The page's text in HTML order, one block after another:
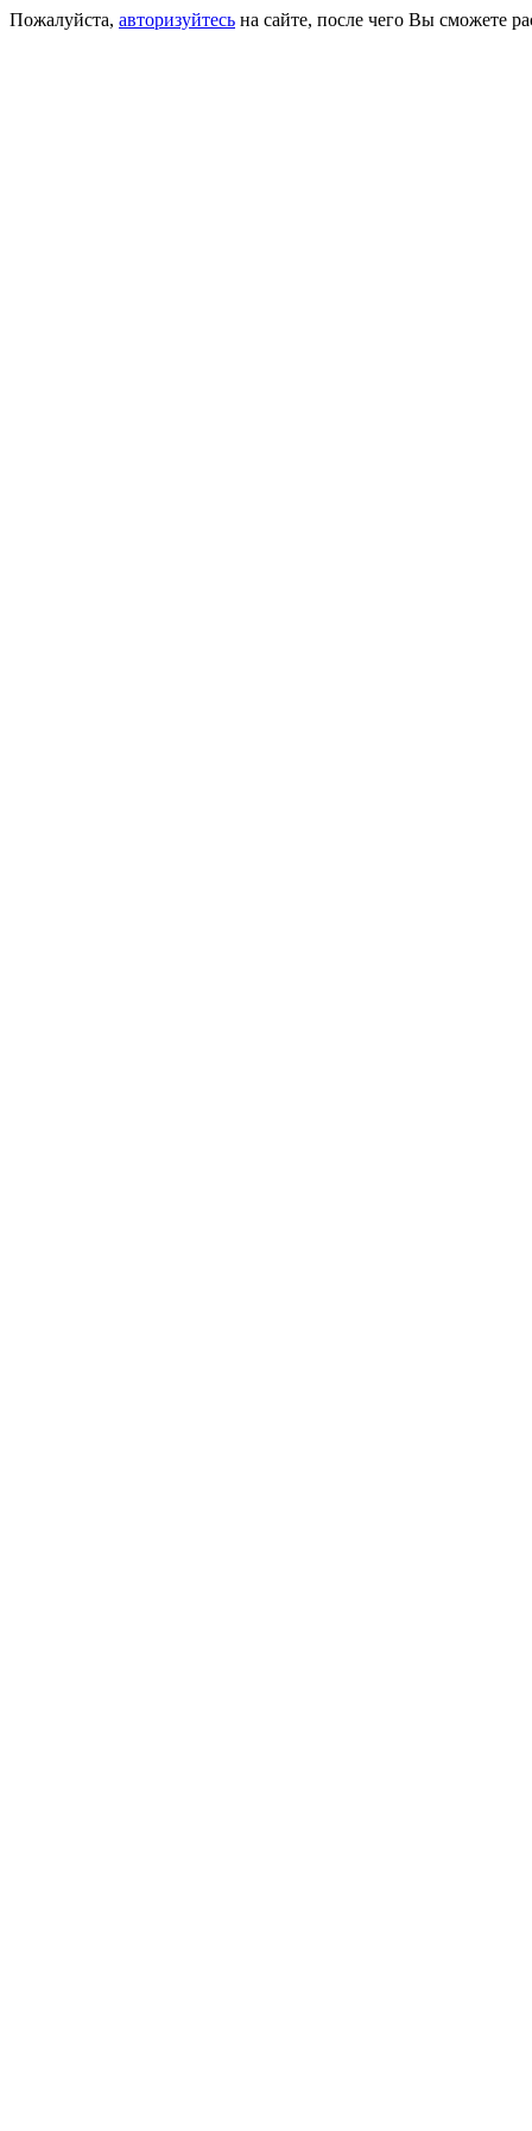
Пожалуйста, авторизуйтесь на сайте, после чего Вы сможете